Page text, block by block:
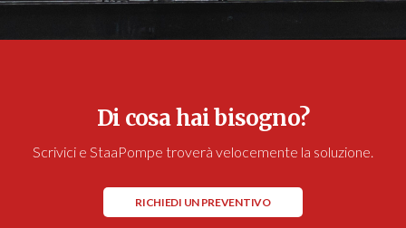
Di cosa hai bisogno?
Scrivici e StaaPompe troverà velocemente la soluzione.
RICHIEDI UN PREVENTIVO